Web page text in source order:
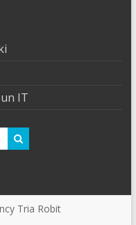
IT
Tria Robit